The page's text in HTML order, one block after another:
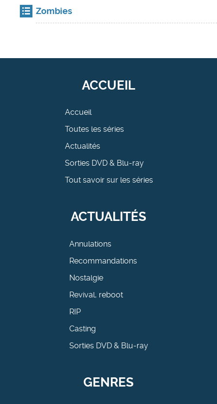
Zombies
ACCUEIL
Accueil
Toutes les séries
Actualités
Sorties DVD & Blu-ray
Tout savoir sur les séries
ACTUALITÉS
Annulations
Recommandations
Nostalgie
Revival, reboot
RIP
Casting
Sorties DVD & Blu-ray
GENRES